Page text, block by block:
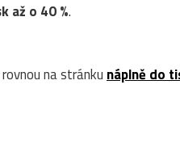
až o 40 %.
na stránku náplně do